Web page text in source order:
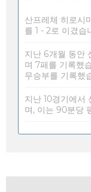
산프레체 히로시
를 1 - 2로 이겼습
지난 6개월 동안
며 7패를 기록했
무승부를 기록했
지난 10경기에서
며, 이는 90분당